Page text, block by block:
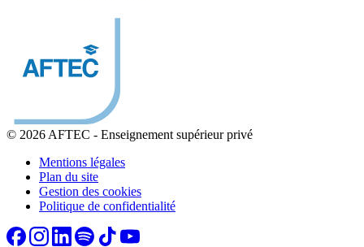
© 2026 AFTEC - Enseignement supérieur privé
Mentions légales
Plan du site
Gestion des cookies
Politique de confidentialité